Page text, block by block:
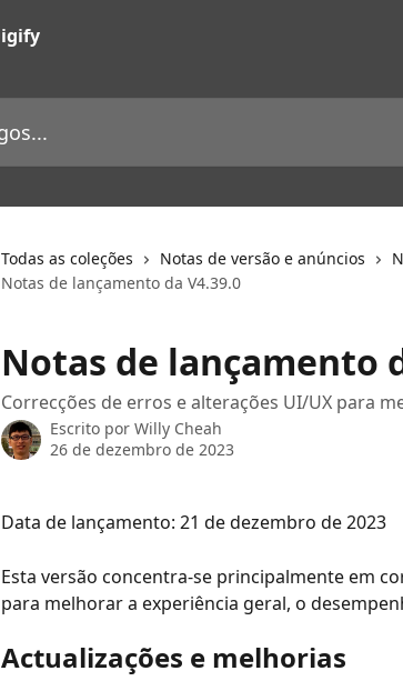
Todas as coleções Notas de versão e anúncios
Notas de lançamento da V4.39.0
Notas de lançamento
Correcções de erros e alterações UI/UX para
Escrito por Willy Cheah
26 de dezembro de 2023
Data de lançamento: 21 de dezembro de 2023
Esta versão concentra-se principalmente em
para melhorar a experiência geral, o
Actualizações e melhorias